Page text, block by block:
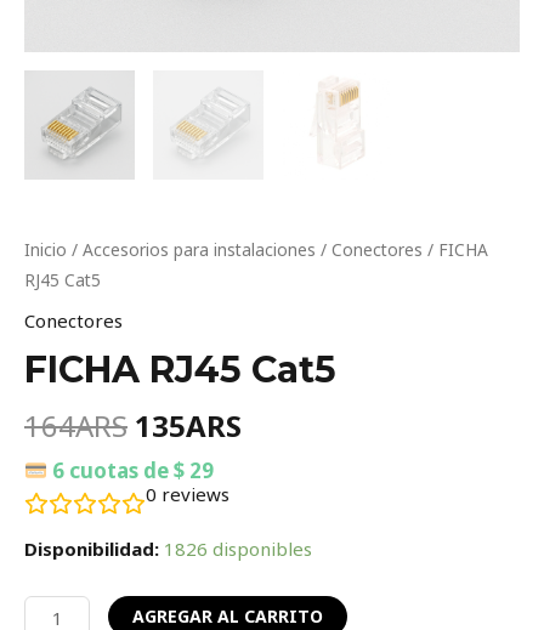
Inicio / Accesorios para instalaciones / Conectores / FICHA
RJ45 Cat5
Conectores
FICHA RJ45 Cat5
164ARS 135ARS
6 cuotas de $ 29
0 reviews
Disponibilidad: 1826 disponibles
AGREGAR AL CARRITO